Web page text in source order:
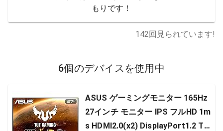
もりです！
142回見られています!
6個のデバイスを使用中
ASUS ゲーミングモニター 165Hz
27インチ モニター IPS フルHD 1m
s HDMI2.0(x2) DisplayPort1.2 TU